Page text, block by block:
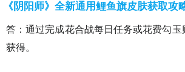
《阴阳师》全新通用鲤鱼旗皮肤获取攻
答：通过完成花合战每日任务或花费勾玉
获得。